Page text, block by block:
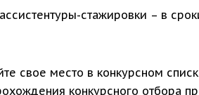
стажировки – в
свое место в конкурсном
конкурсного отбора